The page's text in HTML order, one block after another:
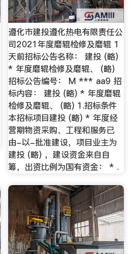
遵化市建投遵化热电有限责任公
司2021年度磨辊检修及磨辊 1
天前招标公告名称： 建投 (略)
* 年度磨辊检修及磨辊、 (略)
招标公告编号： M *** aa9 招
标内容： 建投 (略) * 年度磨辊
检修及磨辊、 (略) 1.招标条件
本招标项目建投 (略) * 年度经
营期物资采购、工程和服务已
由-以-批准建设，项目业主为
建投 (略) ，建设资金来自自
筹，出资比例为国有资金： * .